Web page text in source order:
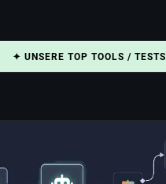
✦ UNSERE TOP TOOLS / TESTS